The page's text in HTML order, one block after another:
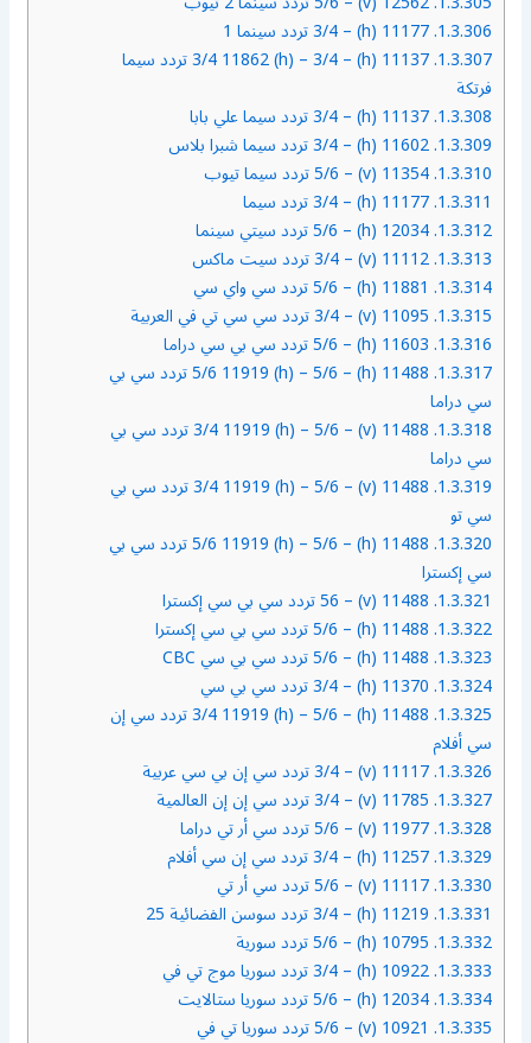
1.3.306. 11177 (h) – 3/4 تردد سينما 1
1.3.307.
11137 (h) – 3/4 11862 (h) – 3/4 تردد سيما
فرتكة
1.3.308. 11137 (h) – 3/4 تردد سيما علي بابا
1.3.309. 11602 (h) – 3/4 تردد سيما شبرا بلاس
1.3.310. 11354 (v) – 5/6 تردد سيما تيوب
1.3.311. 11177 (h) – 3/4 تردد سيما
1.3.312. 12034 (h) – 5/6 تردد سيتي سينما
1.3.313. 11112 (v) – 3/4 تردد سيت ماكس
1.3.314.
1.3.315.
1.3.316.
1.3.317.
11488 (h) – 5/6 11919 (h) – 5/6 تردد سي بي
سي دراما
1.3.318.
11488 (v) – 3/4 11919 (h) – 5/6 تردد سي بي
سي دراما
1.3.319.
11488 (v) – 3/4 11919 (h) – 5/6 تردد سي بي
سي تو
1.3.320.
11488 (h) – 5/6 11919 (h) – 5/6 تردد سي بي
سي إكسترا
1.3.321.
1.3.322.
1.3.323.
1.3.324.
1.3.325.
11488 (h) – 3/4 11919 (h) – 5/6 تردد سي إن
سي أفلام
1.3.326. 11117 (v) – 3/4 تردد سي إن بي سي عربية
1.3.327.
1.3.328. 11977 (v) – 5/6 تردد سي أر تي دراما
1.3.329. 11257 (h) – 3/4 تردد سي إن سي أفلام
1.3.330. 11117 (v) – 5/6 تردد سي أر تي
1.3.331.
1.3.332.
1.3.333. 10922 (h) – 3/4 تردد سوريا موج تي في
1.3.334. 12034 (h) – 5/6 تردد سوريا ستالايت
1.3.335.